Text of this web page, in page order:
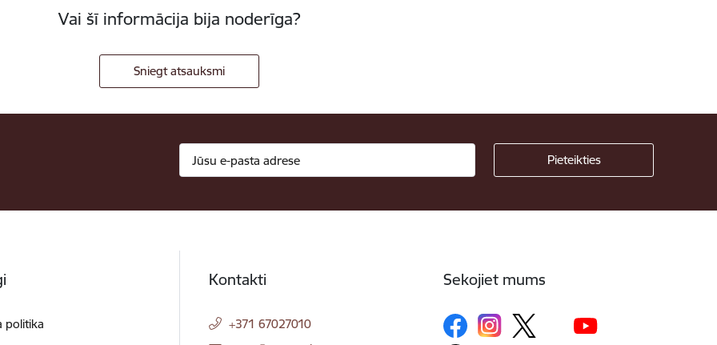
Vai šī informācija bija noderīga?
Sniegt atsauksmi
politika
Kontakti
+371 67027010
Sekojiet mums